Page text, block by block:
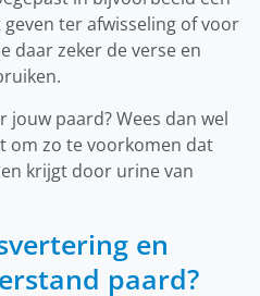
ter afwisseling of voor
daar zeker de verse en
paard? Wees dan wel
om zo te voorkomen dat
krijgt door urine van
en
paard?